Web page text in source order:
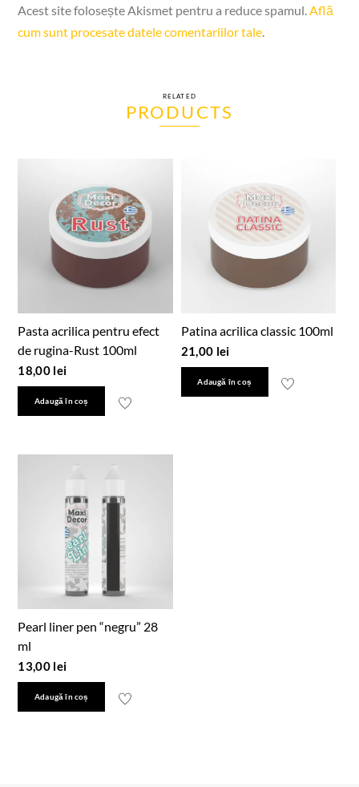
Acest site folosește Akismet pentru a reduce spamul.Află
cum sunt procesate datele comentariilor tale.
RELATED
PRODUCTS
Pasta acrilica pentru efect
de rugina-Rust 100ml
18,00 lei
Adaugă în coș
Patina acrilica classic 100ml
21,00 lei
Adaugă în coș
Pearl liner pen “negru” 28
ml
13,00 lei
Adaugă în coș